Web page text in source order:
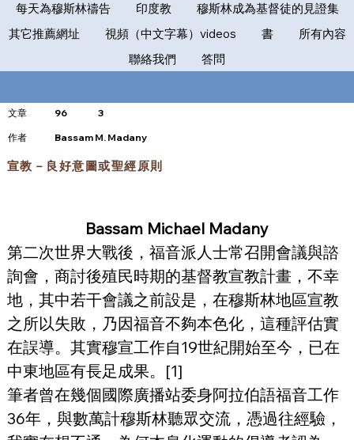
每天為穆斯林禱告
印度教
穆斯林成為基督徒的見證集
其它推薦網址
視頻（中文字幕）videos 書
所有內容
聯絡我們
答問
文章 96 3
​作者 Bassam M. Madany
宣教－良好意圖或聖經原則
Bassam Michael Madany
第二次世界大戰後，福音派人士常召開會議與諮
詢會，商討後殖民時期的基督教宣教計畫，不幸
地，其中若干會議之前設是，在穆斯林地區宣教
之所以失敗，乃因福音不夠本色化，這種評估實
在誤導。其實穆宣工作自19世紀開始至今，已在
中東地區有長足成果。[1]
筆者曾在幾個國際廣播站委身阿拉伯語福音工作
36年，與數萬計穆斯林聽眾交流，憑過往經驗，